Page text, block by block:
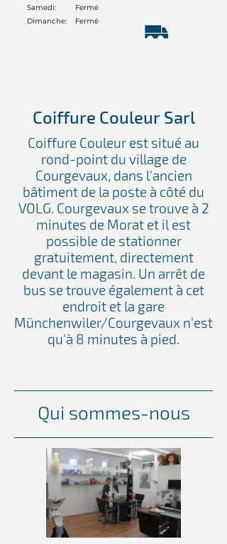
Fermé
Fermé
Samedi:
Dimanche:
Coiffure Couleur Sarl
Coiffure Couleur est situé au
rond-point du village de
Courgevaux, dans l'ancien
bâtiment de la poste à côté du
VOLG. Courgevaux se trouve à 2
minutes de Morat et il est
possible de stationner
gratuitement, directement
devant le magasin. Un arrêt de
bus se trouve également à cet
endroit et la gare
Münchenwiler/Courgevaux n'est
qu'à 8 minutes à pied.
Qui sommes-nous